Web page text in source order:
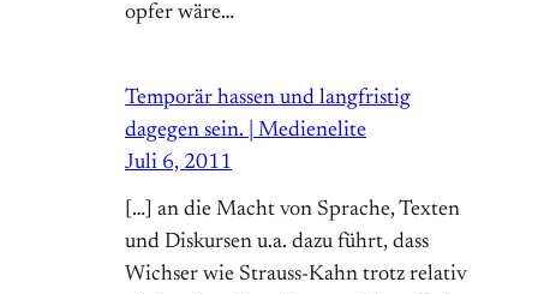
opfer wäre…
Temporär hassen und langfristig
dagegen sein. | Medienelite
Juli 6, 2011
[…] an die Macht von Sprache, Texten
und Diskursen u.a. dazu führt, dass
Wichser wie Strauss-Kahn trotz relativ